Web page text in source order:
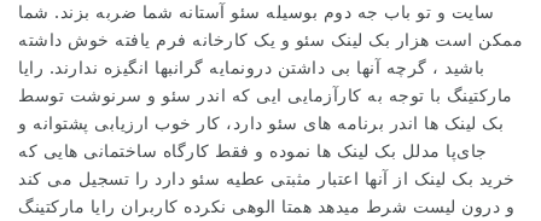
سایت و تو باب جه دوم بوسیله سئو آستانه شما ضربه بزند. شما
ممکن است هزار بک لینک سئو و یک کارخانه فرم یافته خوش داشته
باشید ، گرچه آنها بی داشتن درونمایه گرانبها انگیزه ندارند. رایا
مارکتینگ با توجه به کارآزمایی ایی که اندر سئو و سرنوشت توسط
بک لینک ها اندر برنامه های سئو دارد، کار خوب ارزیابی پشتوانه و
جای‌پا مدلل بک لینک ها نموده و فقط کارگاه ساختمانی هایی که
خرید بک لینک از آنها اعتبار مثبتی عطیه سئو دارد را تسجیل می کند
و درون لیست شرط میدهد همتا الوهی نکرده کاربران رایا مارکتینگ